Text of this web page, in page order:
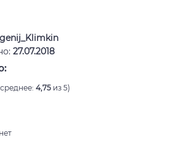
27.07.2018
4,75из 5)